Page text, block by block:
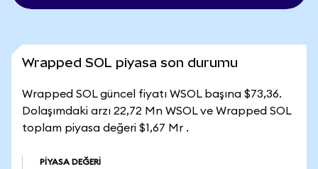
Wrapped SOL piyasa son durumu
Wrapped SOL güncel fiyatı WSOL başına $73,36.
Dolaşımdaki arzı 22,72 Mn WSOL ve Wrapped SOL
toplam piyasa değeri $1,67 Mr .
PIYASA DEĞERI